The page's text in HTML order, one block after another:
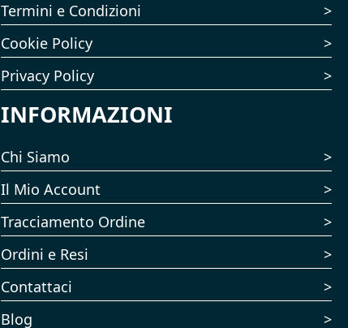
Termini e Condizioni
Cookie Policy
Privacy Policy
INFORMAZIONI
Chi Siamo
Il Mio Account
Tracciamento Ordine
Ordini e Resi
Contattaci
Blog